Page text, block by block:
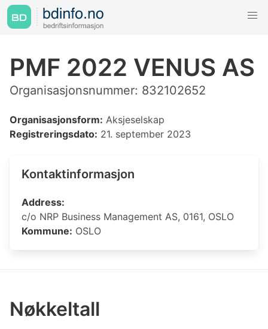
PMF 2022 VENUS AS
Organisasjonsnummer: 832102652
Organisasjonsform: Aksjeselskap
Registreringsdato: 21. september 2023
Kontaktinformasjon
Address:
c/o NRP Business Management AS, 0161, OSLO
Kommune: OSLO
Nøkkeltall